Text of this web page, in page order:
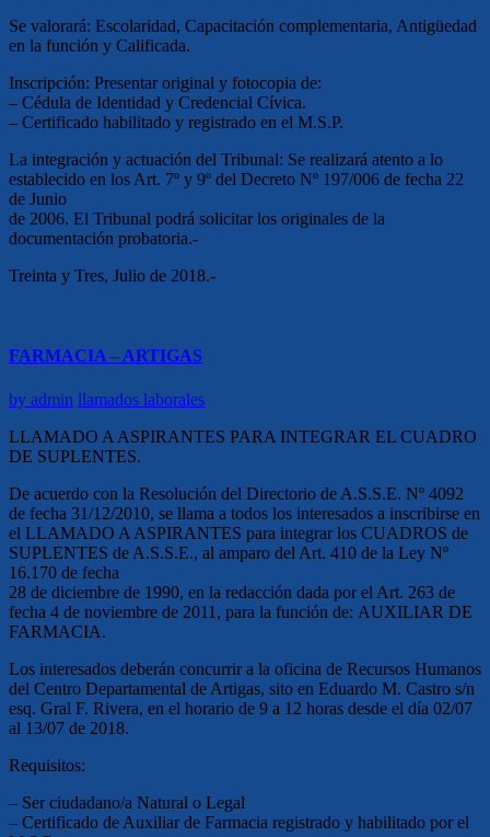
Se valorará: Escolaridad, Capacitación complementaria, Antigüedad
en la función y Calificada.
Inscripción: Presentar original y fotocopia de:
– Cédula de Identidad y Credencial Cívica.
– Certificado habilitado y registrado en el M.S.P.
La integración y actuación del Tribunal: Se realizará atento a lo
establecido en los Art. 7º y 9º del Decreto Nº 197/006 de fecha 22
de Junio
de 2006. El Tribunal podrá solicitar los originales de la
documentación probatoria.-
Treinta y Tres, Julio de 2018.-
FARMACIA – ARTIGAS
by admin llamados laborales
LLAMADO A ASPIRANTES PARA INTEGRAR EL CUADRO
DE SUPLENTES.
De acuerdo con la Resolución del Directorio de A.S.S.E. Nº 4092
de fecha 31/12/2010, se llama a todos los interesados a inscribirse en
el LLAMADO A ASPIRANTES para integrar los CUADROS de
SUPLENTES de A.S.S.E., al amparo del Art. 410 de la Ley Nº
16.170 de fecha
28 de diciembre de 1990, en la redacción dada por el Art. 263 de
fecha 4 de noviembre de 2011, para la función de: AUXILIAR DE
FARMACIA.
Los interesados deberán concurrir a la oficina de Recursos Humanos
del Centro Departamental de Artigas, sito en Eduardo M. Castro s/n
esq. Gral F. Rivera, en el horario de 9 a 12 horas desde el día 02/07
al 13/07 de 2018.
Requisitos:
– Ser ciudadano/a Natural o Legal
– Certificado de Auxiliar de Farmacia registrado y habilitado por el